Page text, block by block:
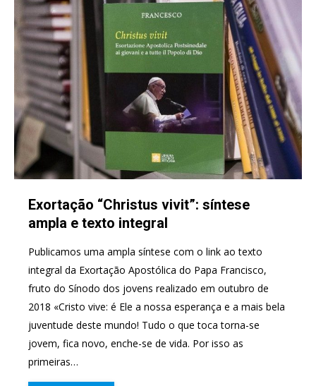
Exortação “Christus vivit”: síntese
ampla e texto integral
Publicamos uma ampla síntese com o link ao texto
integral da Exortação Apostólica do Papa Francisco,
fruto do Sínodo dos jovens realizado em outubro de
2018 «Cristo vive: é Ele a nossa esperança e a mais bela
juventude deste mundo! Tudo o que toca torna-se
jovem, fica novo, enche-se de vida. Por isso as
primeiras…